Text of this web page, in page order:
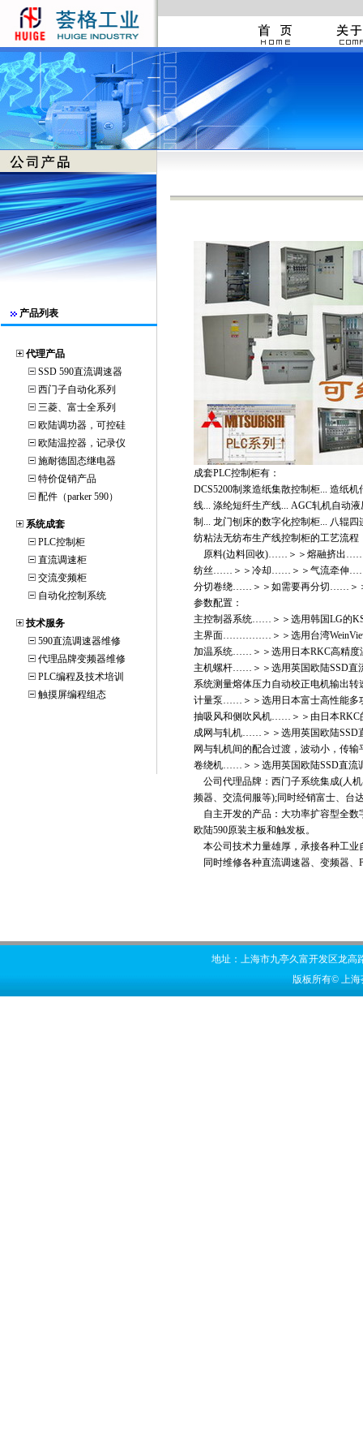
产品列表
代理产品
SSD 590直流调速器
西门子自动化系列
三菱、富士全系列
欧陆调功器，可控硅
欧陆温控器，记录仪
施耐德固态继电器
特价促销产品
配件（parker 590）
系统成套
PLC控制柜
直流调速柜
交流变频柜
自动化控制系统
技术服务
590直流调速器维修
代理品牌变频器维修
PLC编程及技术培训
触摸屏编程组态
成套PLC控制柜有：
DCS5200制浆造纸集散控制柜... 造纸
线... 涤纶短纤生产线... AGC轧机自动
制... 龙门刨床的数字化控制柜... 八辊
纺粘法无纺布生产线控制柜的工艺流程
原料(边料回收)……＞＞熔融挤出
纺丝……＞＞冷却……＞＞气流牵伸
分切卷绕……＞＞如需要再分切……＞
参数配置：
主控制器系统……＞＞选用韩国LG的
主界面……………＞＞选用台湾WeinView
加温系统……＞＞选用日本RKC高精度
主机螺杆……＞＞选用英国欧陆SSD直
系统测量熔体压力自动校正电机输出转
计量泵……＞＞选用日本富士高性能多
抽吸风和侧吹风机……＞＞由日本RKC
成网与轧机……＞＞选用英国欧陆SSD
网与轧机间的配合过渡，波动小，传
卷绕机……＞＞选用英国欧陆SSD直流
公司代理品牌：西门子系统集成(人机
频器、交流伺服等);同时经销富士、台
自主开发的产品：大功率扩容型全数
欧陆590原装主板和触发板。
本公司技术力量雄厚，承接各种工业
同时维修各种直流调速器、变频器、
地址：上海市九亭久富开发区龙高
版板所有© 上